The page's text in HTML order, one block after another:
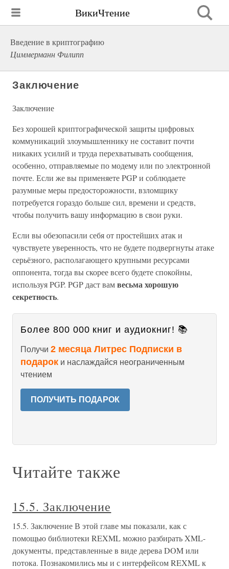
ВикиЧтение
Введение в криптографию
Циммерманн Филипп
Заключение
Заключение
Без хорошей криптографической защиты цифровых
коммуникаций злоумышленнику не составит почти
никаких усилий и труда перехватывать сообщения,
особенно, отправляемые по модему или по электронной
почте. Если же вы применяете PGP и соблюдаете
разумные меры предосторожности, взломщику
потребуется гораздо больше сил, времени и средств,
чтобы получить вашу информацию в свои руки.
Если вы обезопасили себя от простейших атак и
чувствуете уверенность, что не будете подвергнуты атаке
серьёзного, располагающего крупными ресурсами
оппонента, тогда вы скорее всего будете спокойны,
используя PGP. PGP даст вамвесьма хорошую
секретность.
Более 800 000 книг и аудиокниг! 📚
Получи 2 месяца Литрес Подписки в
подарок и наслаждайся неограниченным
чтением
ПОЛУЧИТЬ ПОДАРОК
Читайте также
15.5. Заключение
15.5. Заключение В этой главе мы показали, как с
помощью библиотеки REXML можно разбирать XML-
документы, представленные в виде дерева DOM или
потока. Познакомились мы и с интерфейсом REXML к